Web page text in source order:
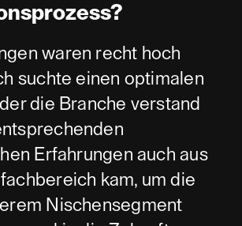
waren recht hoch
suchte einen optimalen
die Branche verstand
Erfahrungen auch aus
kam, um die
Nischensegment